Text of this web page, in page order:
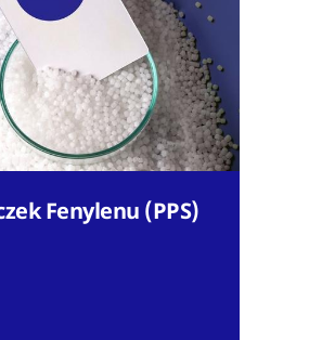
Fenylenu (PPS)